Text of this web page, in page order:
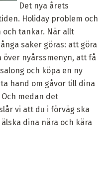
Det nya årets
Holiday problem och
tankar. När allt
saker göras: att göra
nyårssmenyn, att få
och köpa en ny
hand om gåvor till dina
medan det
vi att du i förväg ska
dina nära och kära